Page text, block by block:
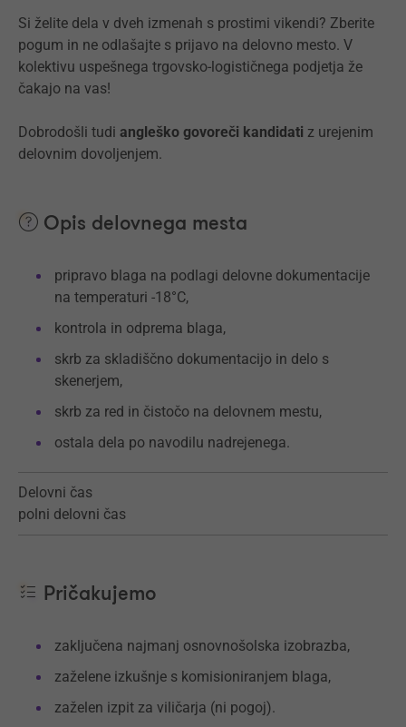
Si želite dela v dveh izmenah s prostimi vikendi? Zberite
pogum in ne odlašajte s prijavo na delovno mesto. V
kolektivu uspešnega trgovsko-logističnega podjetja že
čakajo na vas!
Dobrodošli tudi angleško govoreči kandidati z urejenim
delovnim dovoljenjem.
Opis delovnega mesta
pripravo blaga na podlagi delovne dokumentacije
na temperaturi -18°C,
kontrola in odprema blaga,
skrb za skladiščno dokumentacijo in delo s
skenerjem,
skrb za red in čistočo na delovnem mestu,
ostala dela po navodilu nadrejenega.
Delovni čas
polni delovni čas
Pričakujemo
zaključena najmanj osnovnošolska izobrazba,
zaželene izkušnje s komisioniranjem blaga,
zaželen izpit za viličarja (ni pogoj).